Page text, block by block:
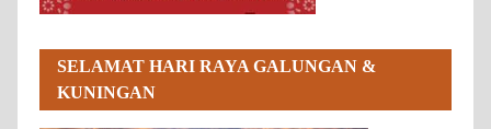
SELAMAT HARI RAYA GALUNGAN &
KUNINGAN